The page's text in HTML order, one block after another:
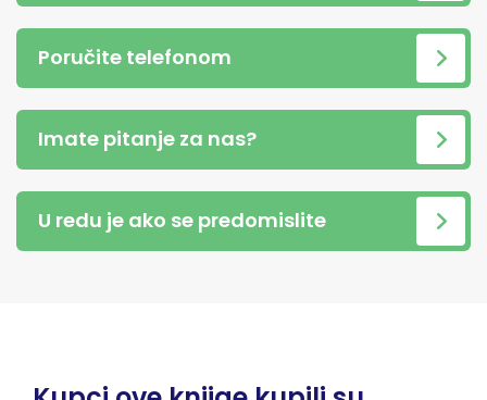
Poručite telefonom
Imate pitanje za nas?
U redu je ako se predomislite